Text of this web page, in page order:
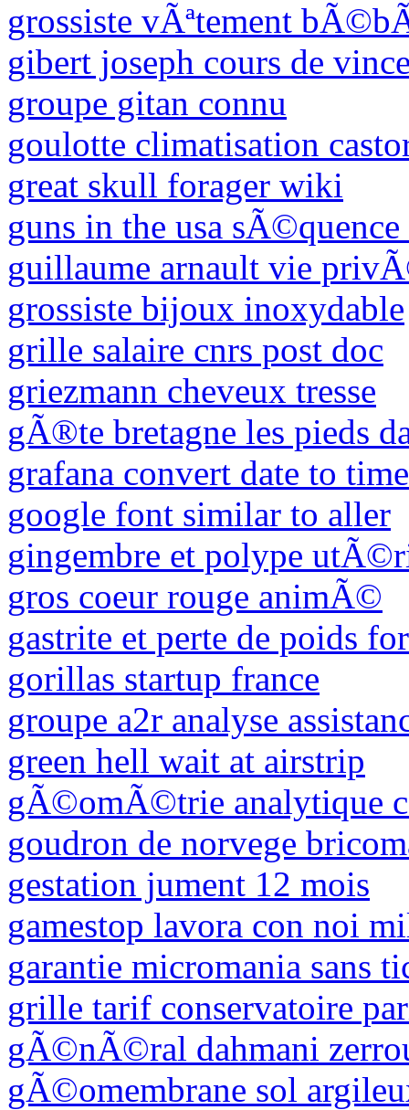
grossiste vÃªtement
gibert joseph cours de
groupe gitan connu
goulotte climatisation
great skull forager wiki
guns in the usa sÃ©quence
guillaume arnault vie
grossiste bijoux inoxydable
grille salaire cnrs post doc
griezmann cheveux tresse
gÃ®te bretagne les pieds
grafana convert date to
google font similar to aller
gingembre et polype
gros coeur rouge animÃ©
gastrite et perte de poids
gorillas startup france
groupe a2r analyse
green hell wait at airstrip
gÃ©omÃ©trie analytique
goudron de norvege
gestation jument 12 mois
gamestop lavora con noi
garantie micromania sans
grille tarif conservatoire
gÃ©nÃ©ral dahmani
gÃ©omembrane sol